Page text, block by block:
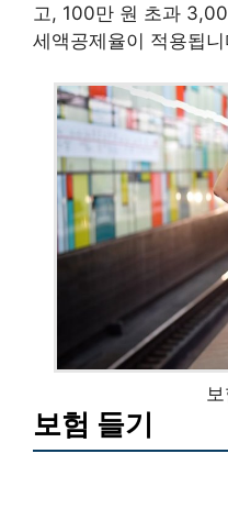
고, 100만 원 초과
세액공제율이 적용됩니
보험 들기